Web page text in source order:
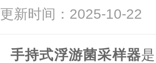
更新时间：2025-10-
手持式浮游菌采样器